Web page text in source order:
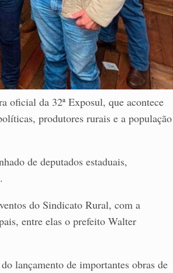
oficial da 32ª Exposul, que acontece
produtores rurais e a população
de deputados estaduais,
do Sindicato Rural, com a
entre elas o prefeito Walter
lançamento de importantes obras de